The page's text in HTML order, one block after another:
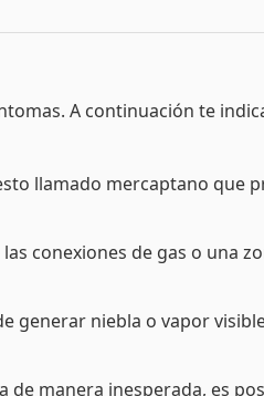
A continuación te
llamado mercaptano que
conexiones de gas o una
generar niebla o vapor
manera inesperada, es